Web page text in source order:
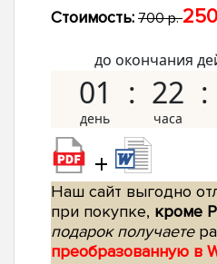
Стоимость: 700 р.
до окончания
01 22
+
Наш сайт выгодно
при покупке, кроме
подарок получаете
преобразованную в